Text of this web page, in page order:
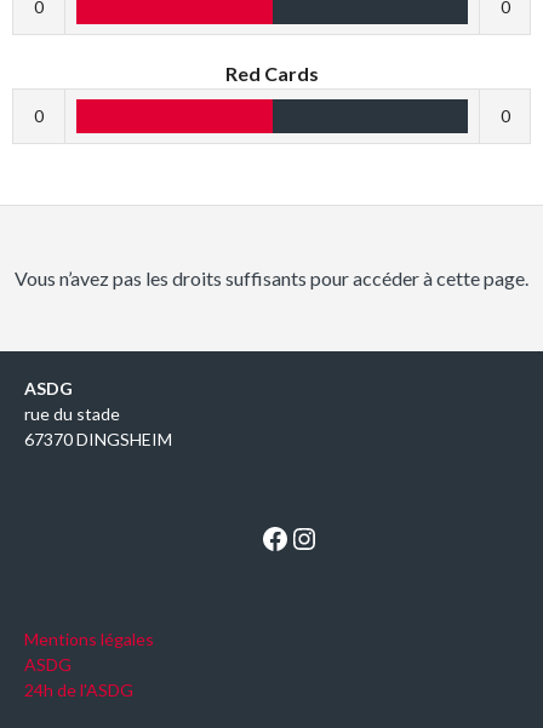
0 0
Red Cards
0 0
Vous n’avez pas les droits suffisants pour accéder à cette page.
ASDG
rue du stade
67370 DINGSHEIM
Facebook Instagram
Mentions légales
ASDG
24h de l'ASDG